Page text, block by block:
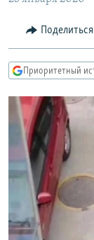
навигации
Вернутся
поиску
КУЛЬТУРА
IDEL.РЕАЛИИ
СЕВЕР.РЕАЛИИ
РАСПИСАНИЕ
СОЦИАЛЬНЫЕ СЕТИ
Поделиться
Приоритетный